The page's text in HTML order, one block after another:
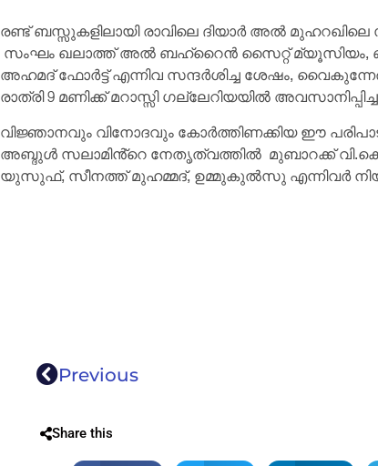
രണ്ട് ബസ്സുകളിലായി രാവിലെ ദിയാർ അൽ
സംഘം ഖലാത്ത് അൽ ബഹ്‌റൈൻ സൈറ്റ് മ്യൂസിയം,
അഹമദ് ഫോർട്ട് എന്നിവ സന്ദർശിച്ച ശേഷം,
രാത്രി 9 മണിക്ക് മറാസ്സി ഗല്ലേറിയയിൽ
വിജ്ഞാനവും വിനോദവും കോർത്തിണക്കിയ ഈ
അബ്ദുൾ സലാമിൻ്റെ നേതൃത്വത്തിൽ മുബാറക്ക്
യുസുഫ്, സീനത്ത് മുഹമ്മദ്, ഉമ്മുകുൽസു എന്നിവർ
Previous
Share this